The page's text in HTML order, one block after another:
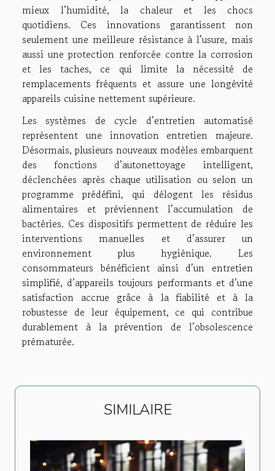
mieux l’humidité, la chaleur et les chocs
quotidiens. Ces innovations garantissent non
seulement une meilleure résistance à l’usure, mais
aussi une protection renforcée contre la corrosion
et les taches, ce qui limite la nécessité de
remplacements fréquents et assure une longévité
appareils cuisine nettement supérieure.
Les systèmes de cycle d’entretien automatisé
représentent une innovation entretien majeure.
Désormais, plusieurs nouveaux modèles embarquent
des fonctions d’autonettoyage intelligent,
déclenchées après chaque utilisation ou selon un
programme prédéfini, qui délogent les résidus
alimentaires et préviennent l’accumulation de
bactéries. Ces dispositifs permettent de réduire les
interventions manuelles et d’assurer un
environnement plus hygiénique. Les
consommateurs bénéficient ainsi d’un entretien
simplifié, d’appareils toujours performants et d’une
satisfaction accrue grâce à la fiabilité et à la
robustesse de leur équipement, ce qui contribue
durablement à la prévention de l’obsolescence
prématurée.
SIMILAIRE